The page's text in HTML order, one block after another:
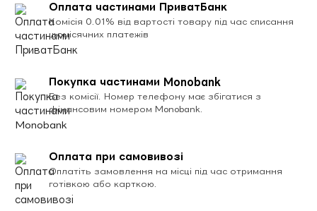
Оплата частинами ПриватБанк
Комісія 0.01% від вартості товару під час списання
щомісячних платежів
Покупка частинами Monobank
Без комісії. Номер телефону має збігатися з
фінансовим номером Monobank.
Оплата при самовивозі
Оплатіть замовлення на місці під час отримання
готівкою або карткою.